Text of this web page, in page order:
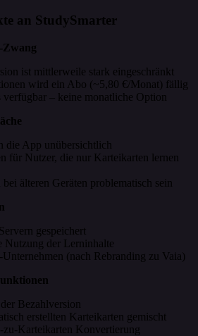
an StudySmarter
Zwang
ist mittlerweile stark eingeschränkt
wird ein Abo (~5,80 €/Monat) fällig
– keine monatliche Option
die App unübersichtlich
für Nutzer, die nur Karteikarten lernen
älteren Geräten problematisch sein
gespeichert
Nutzung der Lerninhalte
(nach Rebranding zu Vaia)
Bezahlversion
erstellten Karteikarten gemischt
Karteikarten Konvertierung